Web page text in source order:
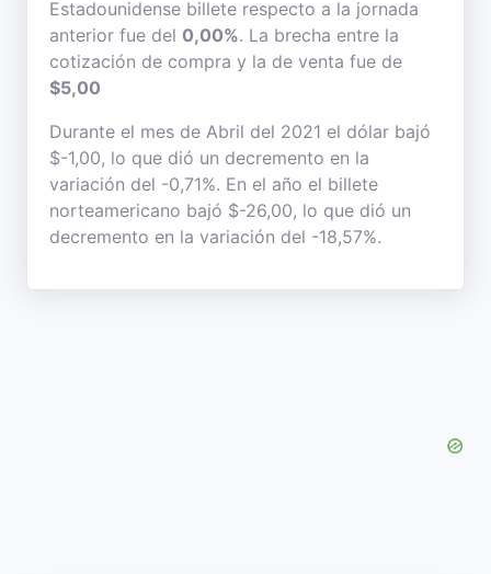
Estadounidense billete respecto a la jornada
anterior fue del 0,00%. La brecha entre la
cotización de compra y la de venta fue de
$5,00
Durante el mes de Abril del 2021 el dólar bajó
$-1,00, lo que dió un decremento en la
variación del -0,71%. En el año el billete
norteamericano bajó $-26,00, lo que dió un
decremento en la variación del -18,57%.